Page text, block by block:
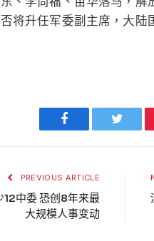
将升任军委副主席，大陆
Facebook Twitter
PREVIOUS ARTICLE
中委 恐创8年来最
大规模人事变动